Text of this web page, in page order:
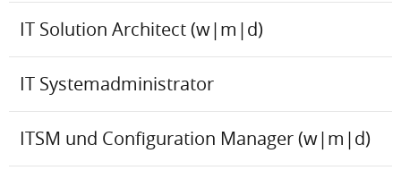
IT Solution Architect (w|m|d)
IT Systemadministrator
ITSM und Configuration Manager (w|m|d)